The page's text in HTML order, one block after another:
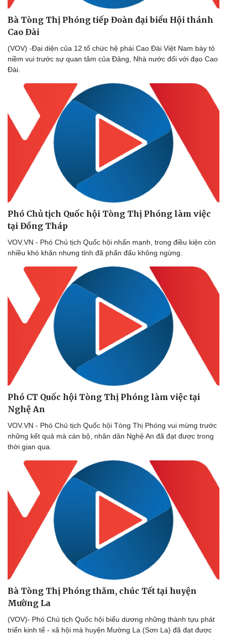
Thể thao
Bóng đá
Ô tô
Bà Tòng Thị Phóng tiếp Đoàn đại biểu Hội thánh
Cao Đài
(VOV) -Đại diện của 12 tổ chức hệ phái Cao Đài Việt Nam bày tỏ
niềm vui trước sự quan tâm của Đảng, Nhà nước đối với đạo Cao
Đài.
Phó Chủ tịch Quốc hội Tòng Thị Phóng làm việc
tại Đồng Tháp
VOV.VN - Phó Chủ tịch Quốc hội nhấn mạnh, trong điều kiện còn
nhiều khó khăn nhưng tỉnh đã phấn đấu không ngừng.
Phó CT Quốc hội Tòng Thị Phóng làm việc tại
Nghệ An
VOV.VN - Phó Chủ tịch Quốc hội Tòng Thị Phóng vui mừng trước
những kết quả mà cán bộ, nhân dân Nghệ An đã đạt được trong
thời gian qua.
Bà Tòng Thị Phóng thăm, chúc Tết tại huyện
Mường La
(VOV)- Phó Chủ tịch Quốc hội biểu dương những thành tựu phát
triển kinh tế - xã hội mà huyện Mường La (Sơn La) đã đạt được